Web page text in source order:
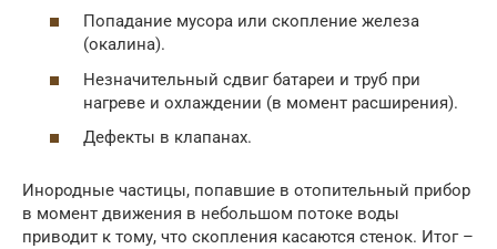
Попадание мусора или скопление железа
(окалина).
Незначительный сдвиг батареи и труб при
нагреве и охлаждении (в момент расширения).
Дефекты в клапанах.
Инородные частицы, попавшие в отопительный прибор
в момент движения в небольшом потоке воды
приводит к тому, что скопления касаются стенок. Итог –